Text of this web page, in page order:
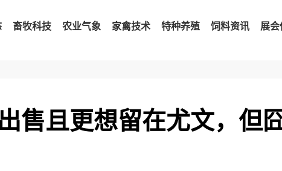
畜牧科技 农业气象 家禽技术 特种养殖 饲料资讯 展会
售且更想留在尤文，但